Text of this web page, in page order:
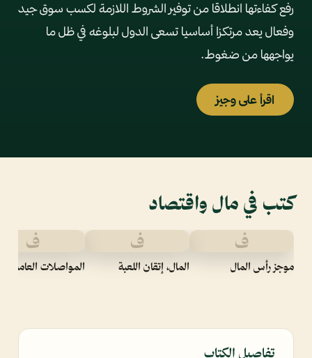
رفع كفاءتها انطلاقا من توفير الشروط اللازمة لكسب سوق جيد
وفعال يعد مرتكزا أساسيا تسعى الدول لبلوغه في ظل ما
يواجهها من ضغوط.
اقرأ على وجيز
كتب في مال واقتصاد
ف
موجز رأس المال
ف
المال، إتقان اللعبة
ف
المواصلات العامة
تفاصيل الكتاب